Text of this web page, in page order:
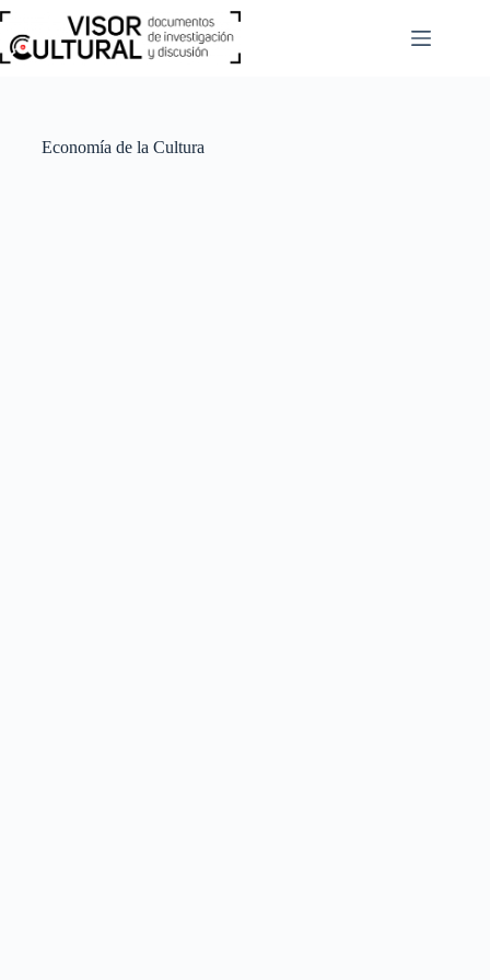
Saltar
al
contenido
Economía de la Cultura